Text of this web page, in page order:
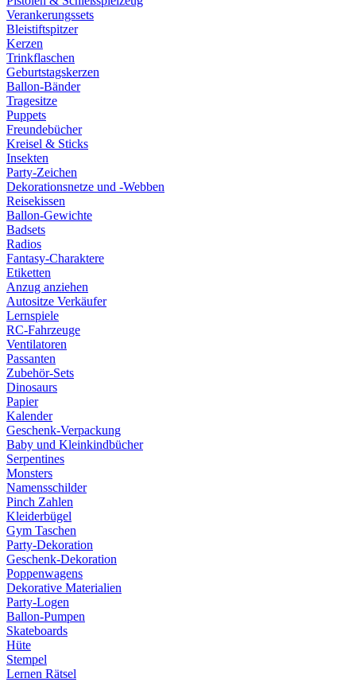
Verankerungssets
Bleistiftspitzer
Kerzen
Trinkflaschen
Geburtstagskerzen
Ballon-Bänder
Tragesitze
Puppets
Freundebücher
Kreisel & Sticks
Insekten
Party-Zeichen
Dekorationsnetze und -Webben
Reisekissen
Ballon-Gewichte
Badsets
Radios
Fantasy-Charaktere
Etiketten
Anzug anziehen
Autositze Verkäufer
Lernspiele
RC-Fahrzeuge
Ventilatoren
Passanten
Zubehör-Sets
Dinosaurs
Papier
Kalender
Geschenk-Verpackung
Baby und Kleinkindbücher
Serpentines
Monsters
Namensschilder
Pinch Zahlen
Kleiderbügel
Gym Taschen
Party-Dekoration
Geschenk-Dekoration
Poppenwagens
Dekorative Materialien
Party-Logen
Ballon-Pumpen
Skateboards
Hüte
Stempel
Lernen Rätsel